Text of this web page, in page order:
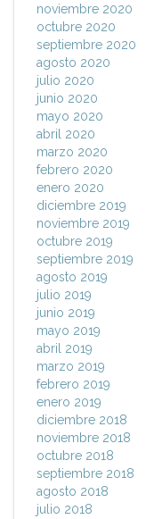
noviembre 2020
octubre 2020
septiembre 2020
agosto 2020
julio 2020
junio 2020
mayo 2020
abril 2020
marzo 2020
febrero 2020
enero 2020
diciembre 2019
noviembre 2019
octubre 2019
septiembre 2019
agosto 2019
julio 2019
junio 2019
mayo 2019
abril 2019
marzo 2019
febrero 2019
enero 2019
diciembre 2018
noviembre 2018
octubre 2018
septiembre 2018
agosto 2018
julio 2018